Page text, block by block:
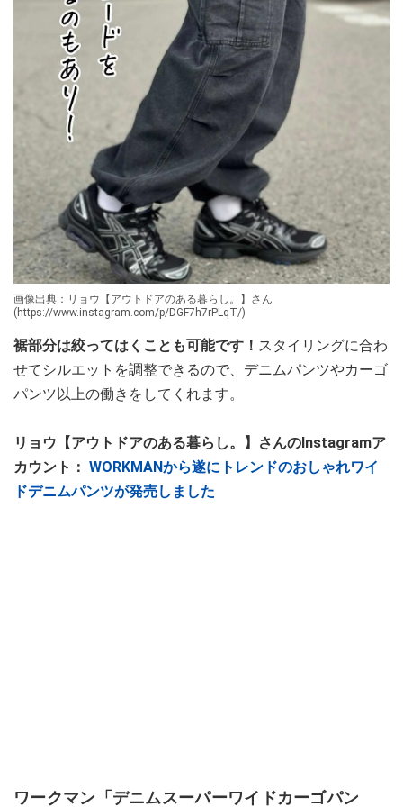
画像出典：リョウ【アウトドアのある暮らし。】さん
(https://www.instagram.com/p/DGF7h7rPLqT/)
裾部分は絞ってはくことも可能です！ スタイリングに合わ
せてシルエットを調整できるので、デニムパンツやカーゴ
パンツ以上の働きをしてくれます。
リョウ【アウトドアのある暮らし。】さんのInstagramア
カウント： WORKMANから遂にトレンドのおしゃれワイ
ドデニムパンツが発売しました
ワークマン「デニムスーパーワイドカーゴパン